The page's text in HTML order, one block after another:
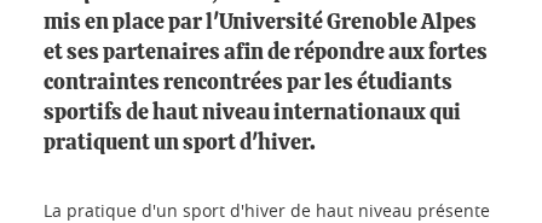
mis en place par l'Université Grenoble Alpes
et ses partenaires afin de répondre aux fortes
contraintes rencontrées par les étudiants
sportifs de haut niveau internationaux qui
pratiquent un sport d'hiver.
La pratique d'un sport d'hiver de haut niveau présente